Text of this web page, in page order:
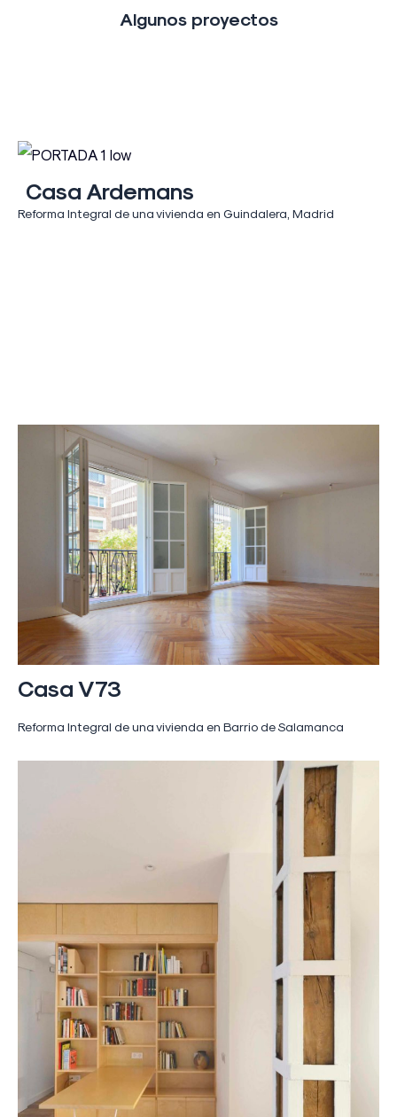
Algunos proyectos
Casa Ardemans
Reforma Integral de una vivienda en Guindalera, Madrid
Casa V73
Reforma Integral de una vivienda en Barrio de Salamanca